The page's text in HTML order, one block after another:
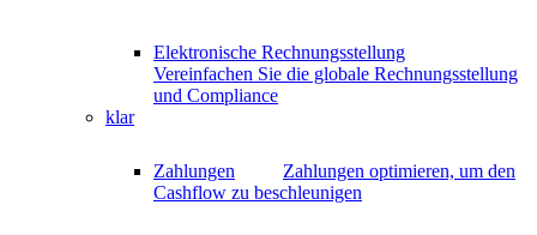
Elektronische Rechnungsstellung
Vereinfachen Sie die globale Rechnungsstellung
und Compliance
klar
Zahlungen
Zahlungen optimieren, um den
Cashflow zu beschleunigen